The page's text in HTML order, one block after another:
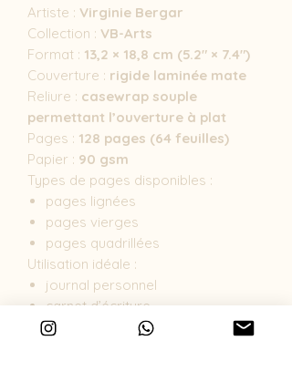
Artiste : Virginie Bergar
Collection : VB-Arts
Format : 13,2 × 18,8 cm (5.2" × 7.4")
Couverture : rigide laminée mate
Reliure : casewrap souple
permettant l’ouverture à plat
Pages : 128 pages (64 feuilles)
Papier : 90 gsm
Types de pages disponibles :
pages lignées
pages vierges
pages quadrillées
Utilisation idéale :
journal personnel
carnet d’écriture
carnet de dessin